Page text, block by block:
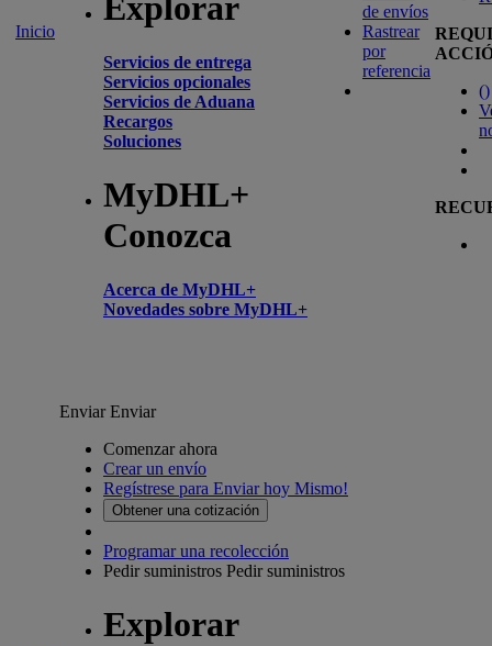
Inicio
Explorar
Servicios de entrega
Servicios opcionales
Servicios de Aduana
Recargos
Soluciones
MyDHL+
Conozca
Acerca de MyDHL+
Novedades sobre MyDHL+
de envíos
Rastrear
por
referencia
()
EnviarEnviar
Comenzar ahora
Crear un envío
Regístrese para Enviar hoy Mismo!
Obtener una cotización
Programar una recolección
Pedir suministros Pedir suministros
Explorar